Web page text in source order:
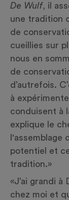
De Wulf, il
une tradition
de
cueillies sur
nous en
de
d’autrefois.
à
conduisent à
explique le
l'assemblage
potentiel et
tradition.»
«J’ai grandi à
chez moi et